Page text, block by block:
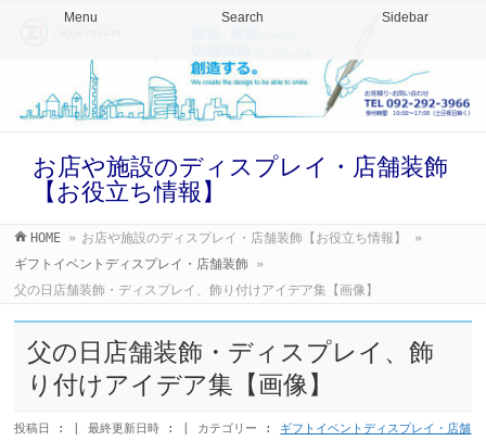
Menu Search Sidebar
お店や施設のディスプレイ・店舗装飾
【お役立ち情報】
HOME » お店や施設のディスプレイ・店舗装飾【お役立ち情報】
»
ギフトイベントディスプレイ・店舗装飾 »
父の日店舗装飾・ディスプレイ、飾り付けアイデア集【画像】
父の日店舗装飾・ディスプレイ、飾
り付けアイデア集【画像】
投稿日 : 最終更新日時 : カテゴリー : ギフトイベントディスプレイ・店舗